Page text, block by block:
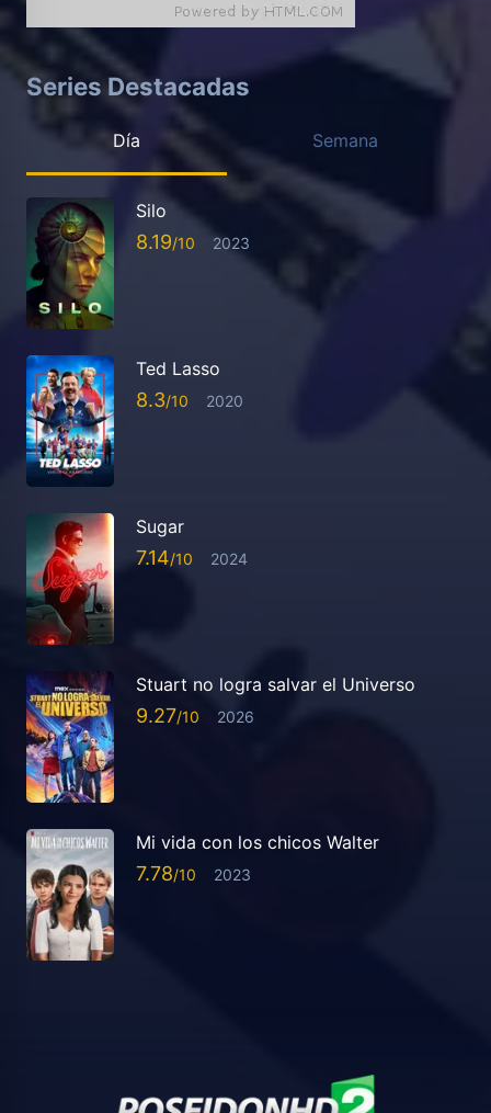
Series Destacadas
Día Semana
Silo
8.19 2023
Ted Lasso
8.3 2020
Sugar
7.14 2024
Stuart no logra salvar el Universo
9.27 2026
Mi vida con los chicos Walter
7.78 2023